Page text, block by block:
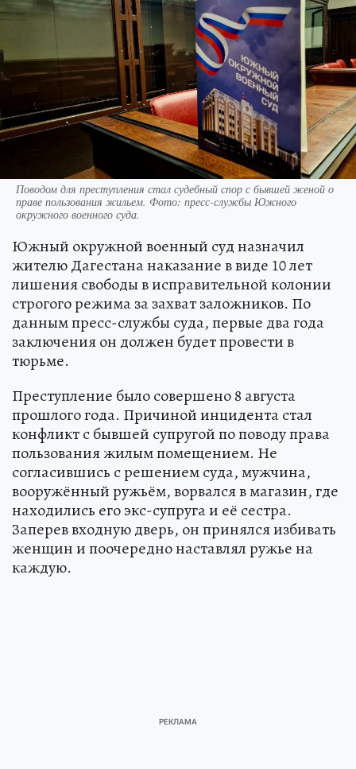
Поводом для преступления стал судебный спор с бывшей женой о
праве пользования жильем. Фото: пресс-службы Южного
окружного военного суда.
Южный окружной военный суд назначил
жителю Дагестана наказание в виде 10 лет
лишения свободы в исправительной колонии
строгого режима за захват заложников. По
данным пресс-службы суда, первые два года
заключения он должен будет провести в
тюрьме.
Преступление было совершено 8 августа
прошлого года. Причиной инцидента стал
конфликт с бывшей супругой по поводу права
пользования жилым помещением. Не
согласившись с решением суда, мужчина,
вооружённый ружьём, ворвался в магазин, где
находились его экс-супруга и её сестра.
Заперев входную дверь, он принялся избивать
женщин и поочередно наставлял ружье на
каждую.